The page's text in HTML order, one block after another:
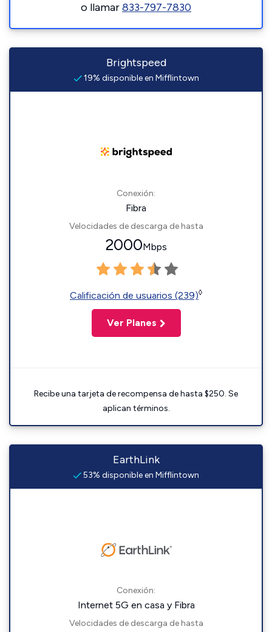
o llamar833-797-7830
Brightspeed
19% disponible en Mifflintown
Conexión:
Fibra
Velocidades de descarga de hasta
2000Mbps
Calificación de usuarios (239)◊
Ver Planes
Recibe una tarjeta de recompensa de hasta $250. Se
aplican términos.
EarthLink
53% disponible en Mifflintown
Conexión:
Internet 5G en casa y Fibra
Velocidades de descarga de hasta